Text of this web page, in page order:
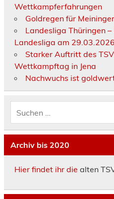
Wettkampferfahrungen
Goldregen für
Landesliga Thüringen
Landesliga am 29.03.2026
Starker Auftritt des
Wettkampftag in Jena
Nachwuchs ist
Archiv bis 2020
Hier findet ihr die alten